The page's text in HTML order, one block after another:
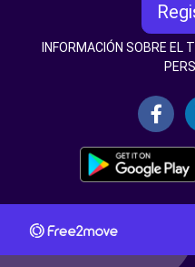
INFORMACIÓN SOBRE EL